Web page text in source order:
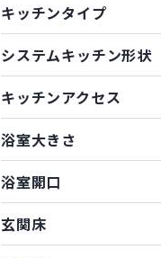
キッチンタイプ
システムキッチン形状
キッチンアクセス
浴室大きさ
浴室開口
玄関床